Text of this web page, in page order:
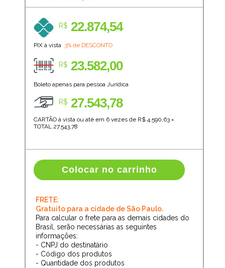
R$ 22.874,54
PIX à vista 3% de DESCONTO
R$ 23.582,00
Boleto apenas para pessoa Jurídica
R$ 27.543,78
CARTÃO à vista ou até em 6 vezes de R$ 4.590,63=
TOTAL 27.543,78
Colocar no carrinho
FRETE:
Gratuito para a cidade de São Paulo.
Para calcular o frete para as demais cidades do
Brasil, serão necessárias as seguintes
informações:
- CNPJ do destinatário
- Código dos produtos
- Quantidade dos produtos